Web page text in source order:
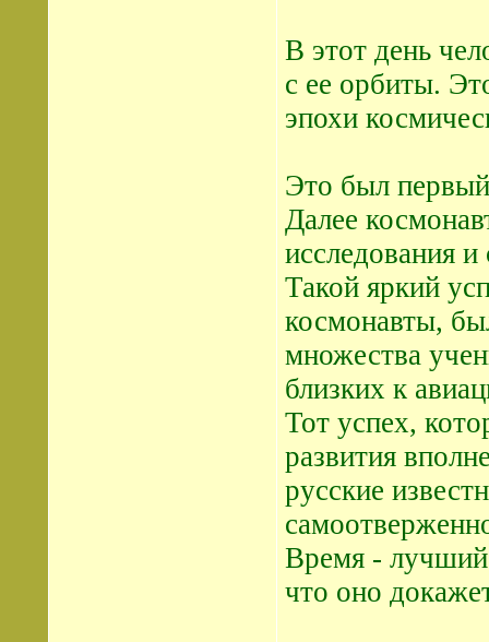
В этот день
с ее орбиты.
эпохи
Это был
Далее
исследования
Такой яркий
космонавты,
множества
близких к
Тот успех,
развития
русские
Время - лучший
что оно